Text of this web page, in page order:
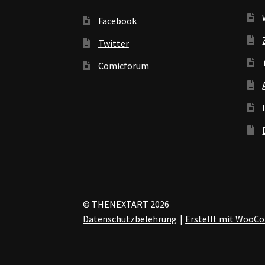
Facebook
Twitter
Comicforum
© THENEXTART 2026
Datenschutzbelehrung
Erstellt mit